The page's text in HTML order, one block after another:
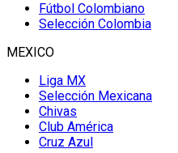
Fútbol Colombiano
Selección Colombia
MEXICO
Liga MX
Selección Mexicana
Chivas
Club América
Cruz Azul